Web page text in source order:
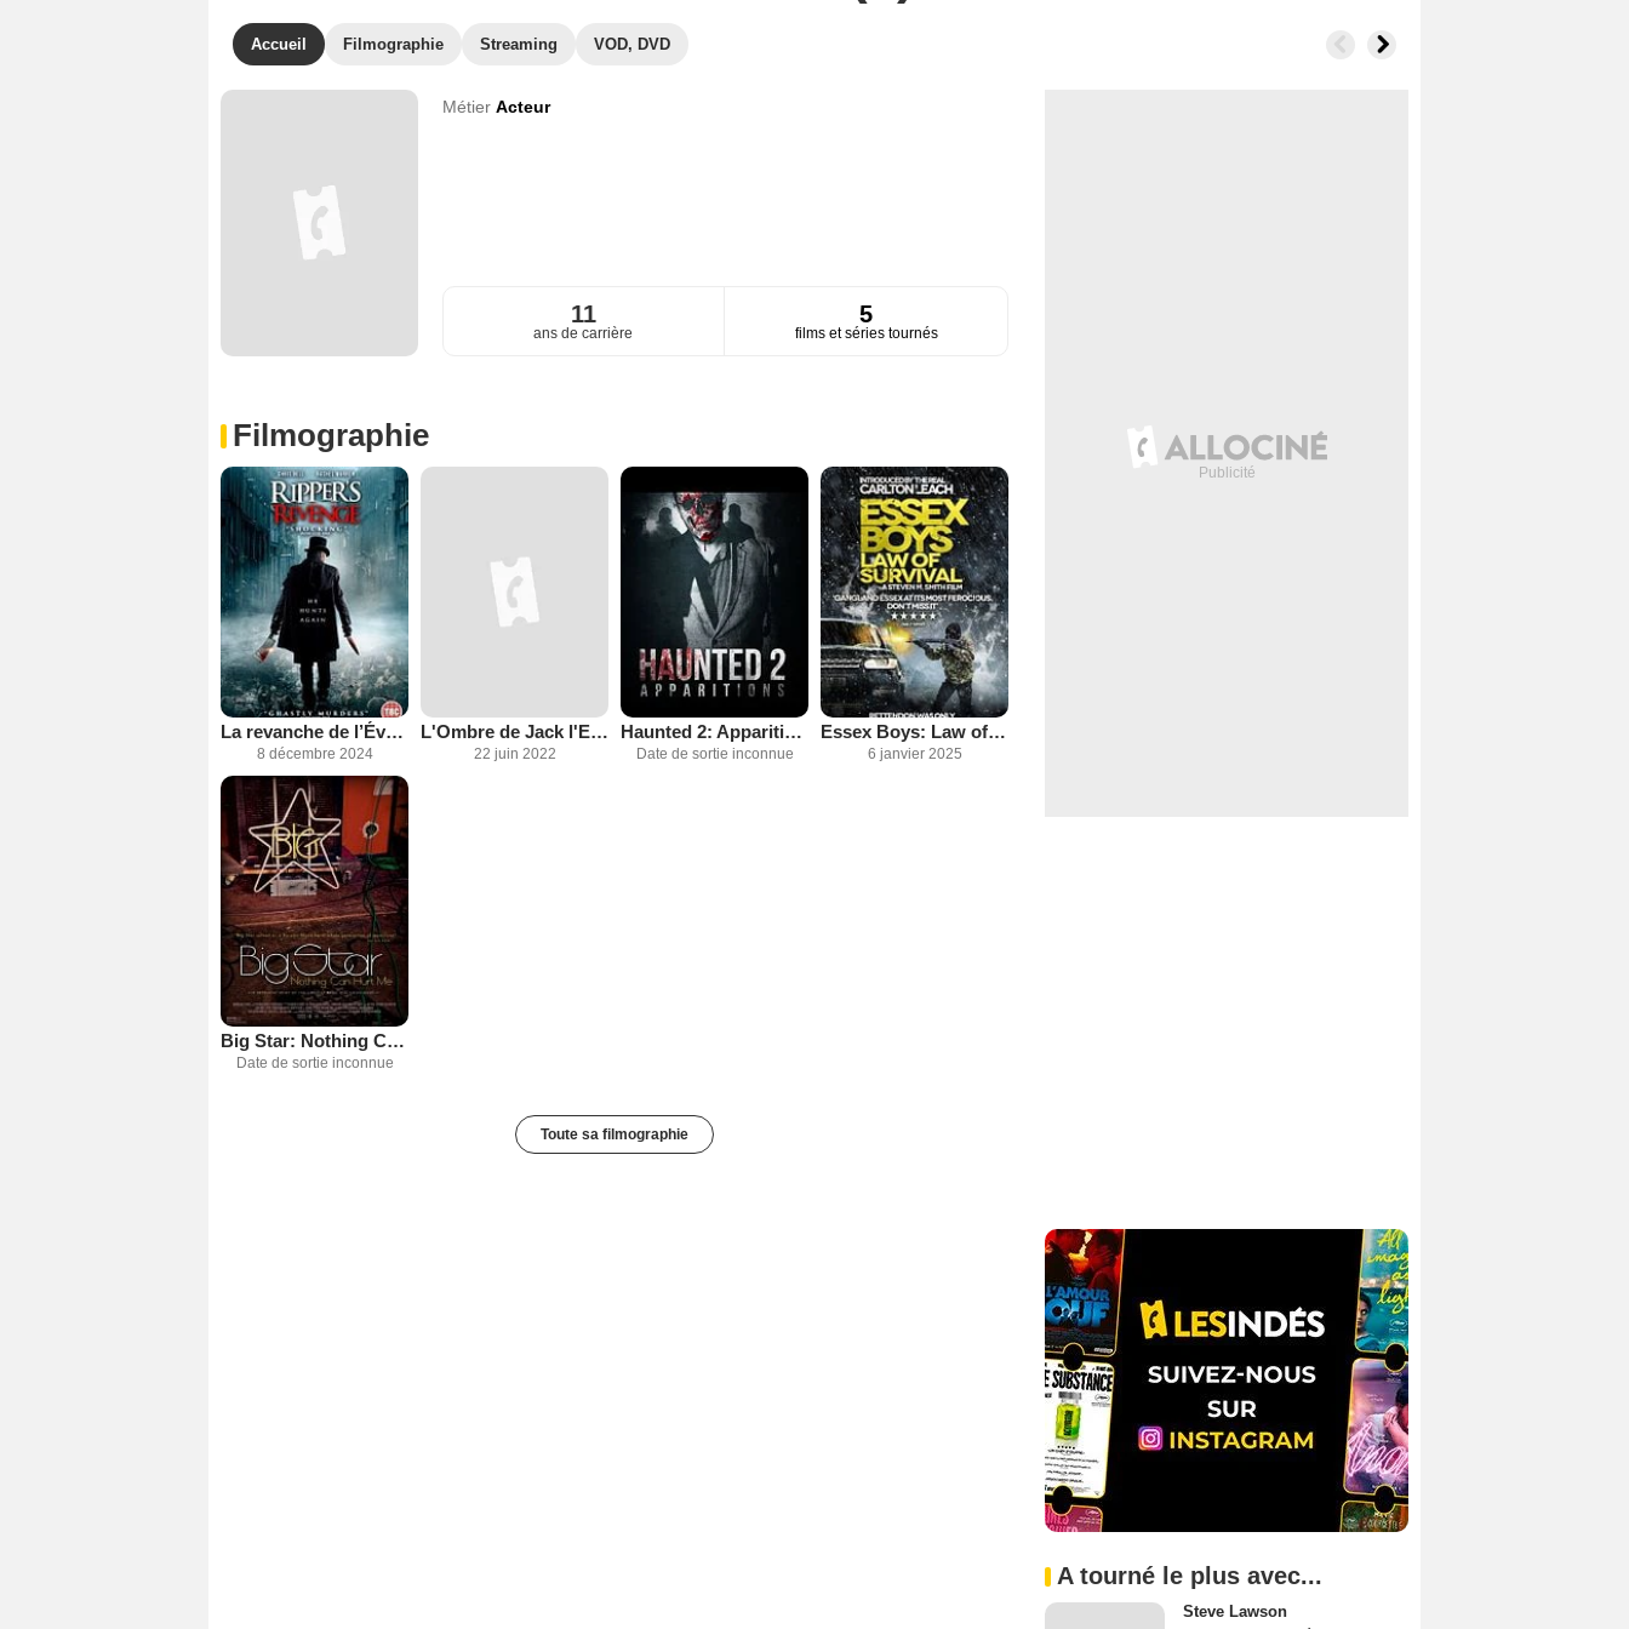
Accueil Filmographie Streaming VOD, DVD
Métier Acteur
11
ans de carrière
5
films et séries tournés
Filmographie
La revanche de l’Éventreur
8 décembre 2024
L'Ombre de Jack l'Eventreur
22 juin 2022
Haunted 2: Apparitions
Date de sortie inconnue
Essex Boys: Law of Survival
6 janvier 2025
Big Star: Nothing Can Hurt Me
Date de sortie inconnue
Toute sa filmographie
A tourné le plus avec...
Steve Lawson